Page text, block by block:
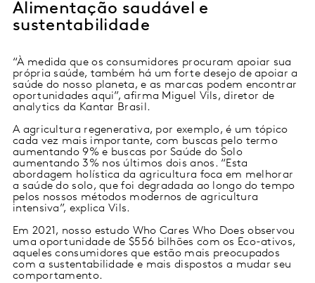
Alimentação saudável e
sustentabilidade
“À medida que os consumidores procuram apoiar sua
própria saúde, também há um forte desejo de apoiar a
saúde do nosso planeta, e as marcas podem encontrar
oportunidades aqui”, afirma Miguel Vils, diretor de
analytics da Kantar Brasil.
A agricultura regenerativa, por exemplo, é um tópico
cada vez mais importante, com buscas pelo termo
aumentando 9% e buscas por Saúde do Solo
aumentando 3% nos últimos dois anos. “Esta
abordagem holística da agricultura foca em melhorar
a saúde do solo, que foi degradada ao longo do tempo
pelos nossos métodos modernos de agricultura
intensiva”, explica Vils.
Em 2021, nosso estudo Who Cares Who Does observou
uma oportunidade de $556 bilhões com os Eco-ativos,
aqueles consumidores que estão mais preocupados
com a sustentabilidade e mais dispostos a mudar seu
comportamento.